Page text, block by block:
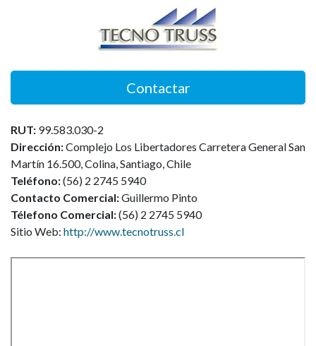
Contactar
RUT: 99.583.030-2
Dirección:Complejo Los Libertadores Carretera General San
Martí­n 16.500, Colina, Santiago, Chile
Teléfono:(56) 2 2745 5940
Contacto Comercial:Guillermo Pinto
Télefono Comercial:(56) 2 2745 5940
Sitio Web: http://www.tecnotruss.cl